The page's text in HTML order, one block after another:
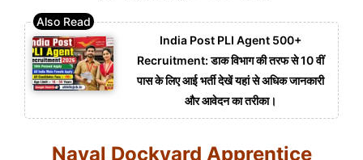
India Post PLI Agent 500+
Recruitment: डाक विभाग की तरफ से 10 वीं
पास के लिए आई भर्ती देखें यहां से अधिक जानकारी
और आवेदन का तरीका।
Naval Dockyard Apprentice